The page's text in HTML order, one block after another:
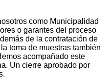
como Municipalidad
o garantes del proceso
de la contratación de
toma de muestras también
acompañado este
Un cierre aprobado por